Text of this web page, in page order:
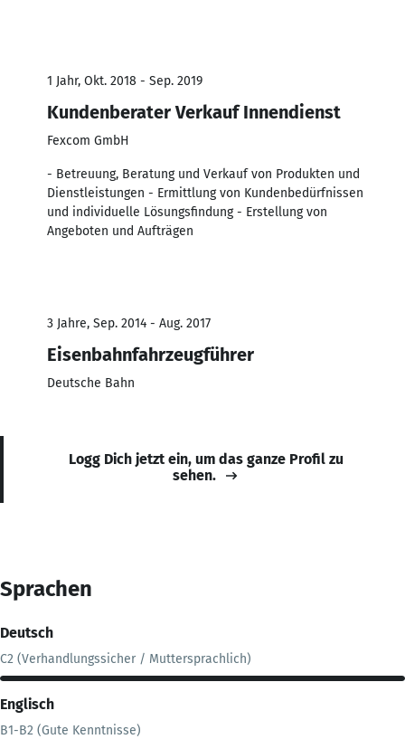
1 Jahr, Okt. 2018 - Sep. 2019
Kundenberater Verkauf Innendienst
Fexcom GmbH
- Betreuung, Beratung und Verkauf von Produkten und
Dienstleistungen - Ermittlung von Kundenbedürfnissen
und individuelle Lösungsfindung - Erstellung von
Angeboten und Aufträgen
3 Jahre, Sep. 2014 - Aug. 2017
Eisenbahnfahrzeugführer
Deutsche Bahn
Logg Dich jetzt ein, um das ganze Profil zu
sehen.
Sprachen
Deutsch
C2 (Verhandlungssicher / Muttersprachlich)
Englisch
B1-B2 (Gute Kenntnisse)